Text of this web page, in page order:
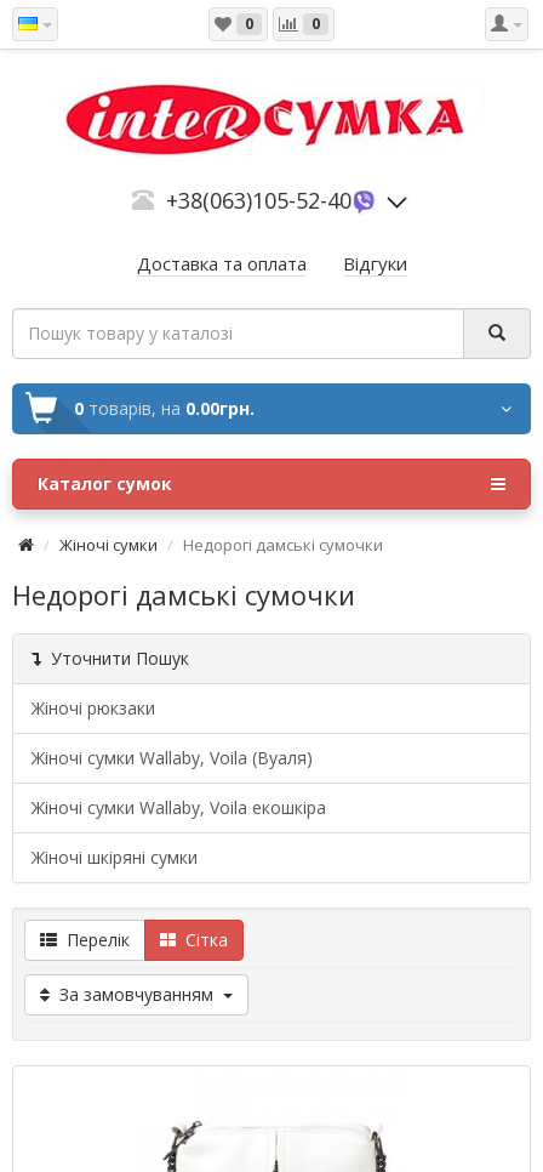
0 0
+38(063)105-52-40
Доставка та оплата Відгуки
0 товарів, на 0.00грн.
Каталог сумок
Жіночі сумки Недорогі дамські сумочки
Недорогі дамські сумочки
Уточнити Пошук
Жіночі рюкзаки
Жіночі сумки Wallaby, Voila (Вуаля)
Жіночі сумки Wallaby, Voila екошкіра
Жіночі шкіряні сумки
Перелік Сітка
За замовчуванням